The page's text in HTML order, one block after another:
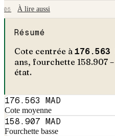
06 À lire aussi
Résumé
Cote centrée à 176.563
ans, fourchette 158.907–
état.
176.563 MAD
Cote moyenne
158.907 MAD
Fourchette basse